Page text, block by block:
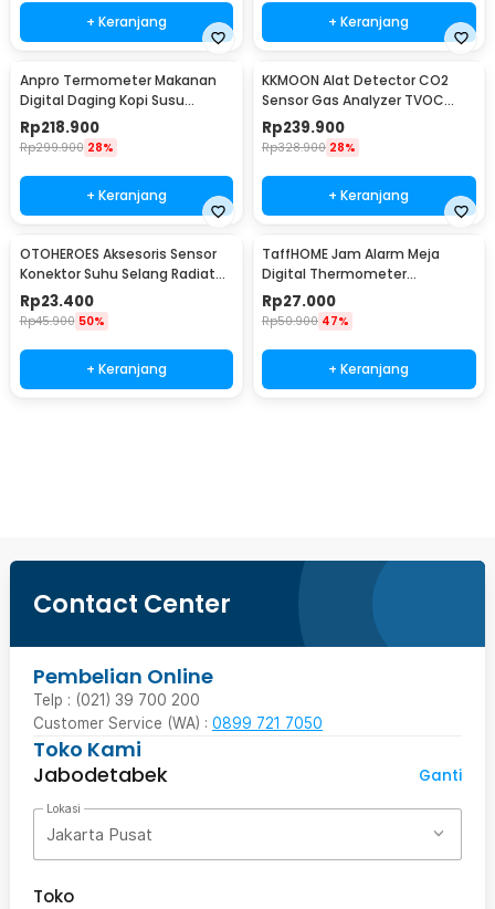
+ Keranjang + Keranjang
Anpro Termometer Makanan
Digital Daging Kopi Susu
Wireless 2 Probe - KN6008-2
Rp218.900
Rp299.900 28%
+ Keranjang
KKMOON Alat Detector CO2
Sensor Gas Analyzer TVOC
HCHO AQI - JSM-131 SC
Rp239.900
Rp328.900 28%
+ Keranjang
OTOHEROES Aksesoris Sensor
Konektor Suhu Selang Radiator
Mesin Motor 18mm
Rp23.400
Rp45.900 50%
+ Keranjang
TaffHOME Jam Alarm Meja
Digital Thermometer
Hygrometer Weather Station -
2158
Rp27.000
Rp50.900 47%
+ Keranjang
Contact Center
Pembelian Online
Telp : (021) 39 700 200
Customer Service (WA) : 0899 721 7050
Toko Kami
Jabodetabek
Ganti
Lokasi
Jakarta Pusat
Toko